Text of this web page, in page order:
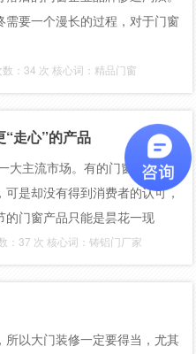
要一个漫长的过程，对于门窗
：34 次 核心词：精品门窗
走心”的产品
主流市场。有的门窗企业针对
是却没有得到消费者的认可，
门窗产品只能是昙花一现
：37 次 核心词：铸铝门厂家
以大门装修一定要得当，尤其